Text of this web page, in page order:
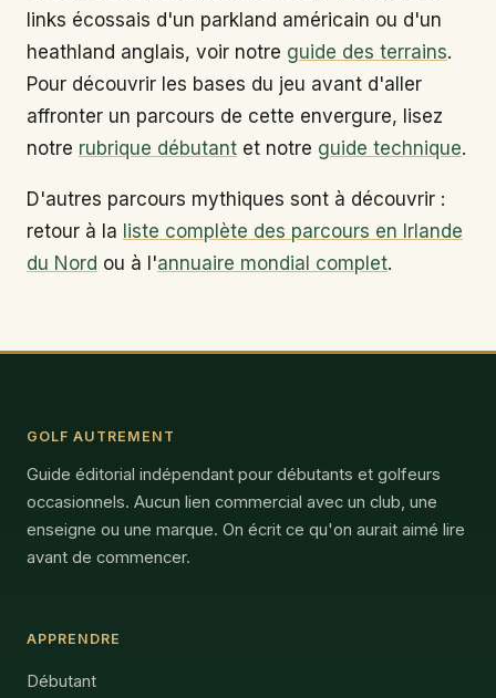
links écossais d'un parkland américain ou d'un
heathland anglais, voir notre guide des terrains.
Pour découvrir les bases du jeu avant d'aller
affronter un parcours de cette envergure, lisez
notre rubrique débutant et notre guide technique.
D'autres parcours mythiques sont à découvrir :
retour à la liste complète des parcours en Irlande
du Nord ou à l'annuaire mondial complet.
GOLF AUTREMENT
Guide éditorial indépendant pour débutants et golfeurs
occasionnels. Aucun lien commercial avec un club, une
enseigne ou une marque. On écrit ce qu'on aurait aimé lire
avant de commencer.
APPRENDRE
Débutant